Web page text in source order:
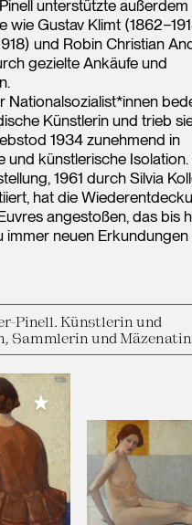
unterstützte außerdem
wie Gustav Klimt
und Robin Christian
gezielte Ankäufe und
Nationalsozialist*innen
Künstlerin und trieb
1934 zunehmend in
und künstlerische
1961 durch Silvia
hat die
angestoßen, das bis
immer neuen Erkundungen
Pinell. Künstlerin und
Sammlerin und Mäzenatin
Meiner Sammlung